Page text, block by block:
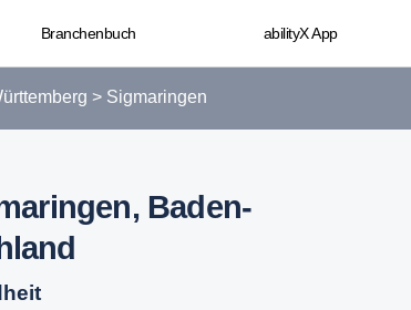
Branchenbuch abilityX App
> Sigmaringen
Baden-